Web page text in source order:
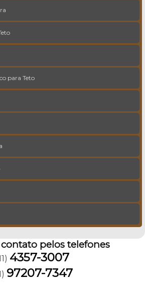
para Teto
pelos telefones
4357-3007
97207-7347